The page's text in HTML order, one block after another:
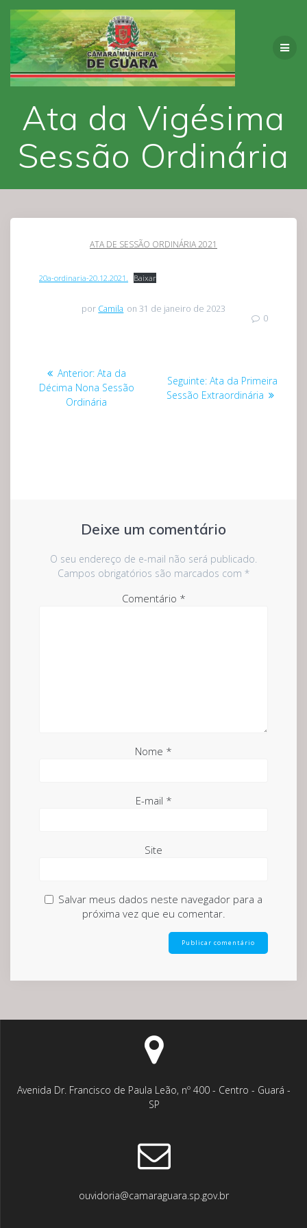
Skip
to
content
Ata da Vigésima
Sessão Ordinária
ATA DE SESSÃO ORDINÁRIA 2021
20a-ordinaria-20.12.2021. Baixar
por Camila on 31 de janeiro de 2023
0
Navegação
Anterior: Post
anterior:
Ata da
Décima Nona Sessão
Ordinária
Seguinte: Post
seguinte:
Ata da Primeira
Sessão Extraordinária
Deixe um comentário
O seu endereço de e-mail não será publicado.
Campos obrigatórios são marcados com *
Comentário *
Nome *
E-mail *
Site
Salvar meus dados neste navegador para a
próxima vez que eu comentar.
Avenida Dr. Francisco de Paula Leão, nº 400 - Centro - Guará -
SP
ouvidoria@camaraguara.sp.gov.br